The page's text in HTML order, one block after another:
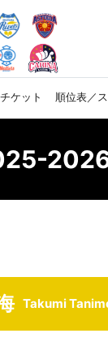
チケット 順位表／
Takumi